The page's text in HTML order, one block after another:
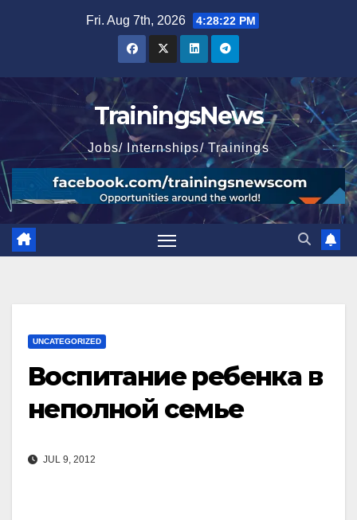
Fri. Aug 7th, 2026 4:28:24 PM
TrainingsNews
Jobs/ Internships/ Trainings
UNCATEGORIZED
Воспитание ребенка в
неполной семье
JUL 9, 2012